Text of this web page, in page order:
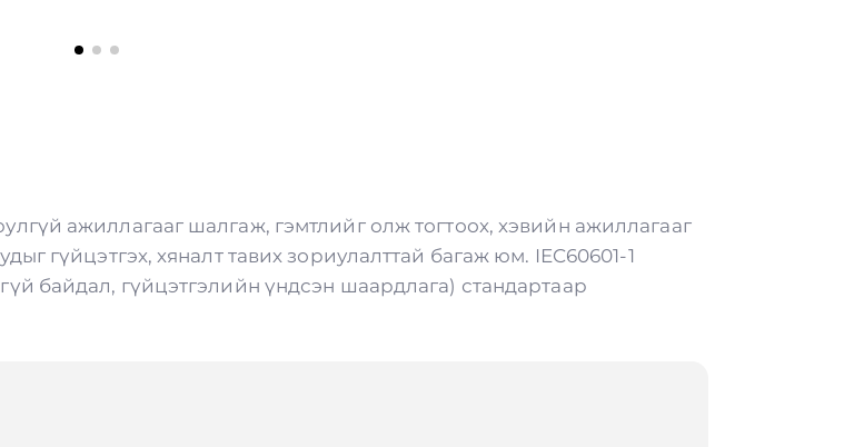
ажиллагааг шалгаж, гэмтлийг олж тогтоох, хэвийн ажиллагааг
гүйцэтгэх, хяналт тавих зориулалттай багаж юм. IEC60601-1
байдал, гүйцэтгэлийн үндсэн шаардлага) стандартаар